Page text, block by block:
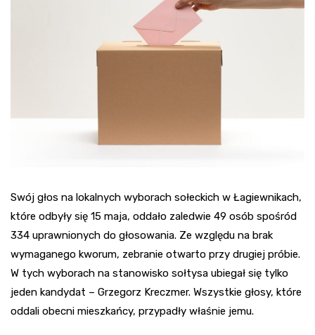
Swój głos na lokalnych wyborach sołeckich w Łagiewnikach,
które odbyły się 15 maja, oddało zaledwie 49 osób spośród
334 uprawnionych do głosowania. Ze względu na brak
wymaganego kworum, zebranie otwarto przy drugiej próbie.
W tych wyborach na stanowisko sołtysa ubiegał się tylko
jeden kandydat – Grzegorz Kreczmer. Wszystkie głosy, które
oddali obecni mieszkańcy, przypadły właśnie jemu.